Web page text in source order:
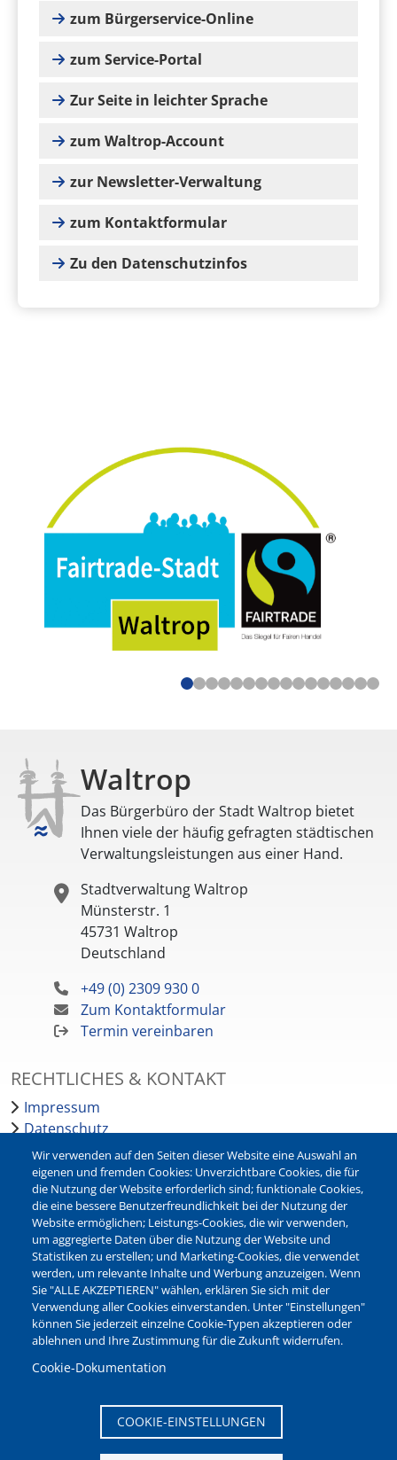
zum Bürgerservice-Online
zum Service-Portal
Zur Seite in leichter Sprache
zum Waltrop-Account
zur Newsletter-Verwaltung
zum Kontaktformular
Zu den Datenschutzinfos
Waltrop
Das Bürgerbüro der Stadt Waltrop bietet
Ihnen viele der häufig gefragten städtischen
Verwaltungsleistungen aus einer Hand.
Stadtverwaltung Waltrop
Münsterstr. 1
45731 Waltrop
Deutschland
+49 (0) 2309 930 0
Zum Kontaktformular
Termin vereinbaren
RECHTLICHES & KONTAKT
Impressum
Datenschutz
Barrierefreiheit
Leichte Sprache
Bankverbindungen
Pressestelle
Kontakt
NEWSLETTER
Jetzt die verschiedenen Newsletter der Stadt Waltrop
abonnieren:
Newsletter verwalten
Wir verwenden auf den Seiten dieser Website eine Auswahl an
eigenen und fremden Cookies: Unverzichtbare Cookies, die für
die Nutzung der Website erforderlich sind; funktionale Cookies,
die eine bessere Benutzerfreundlichkeit bei der Nutzung der
Website ermöglichen; Leistungs-Cookies, die wir verwenden,
um aggregierte Daten über die Nutzung der Website und
Statistiken zu erstellen; und Marketing-Cookies, die verwendet
werden, um relevante Inhalte und Werbung anzuzeigen. Wenn
Sie "ALLE AKZEPTIEREN" wählen, erklären Sie sich mit der
Verwendung aller Cookies einverstanden. Unter "Einstellungen"
können Sie jederzeit einzelne Cookie-Typen akzeptieren oder
ablehnen und Ihre Zustimmung für die Zukunft widerrufen.
Cookie-Dokumentation
COOKIE-EINSTELLUNGEN